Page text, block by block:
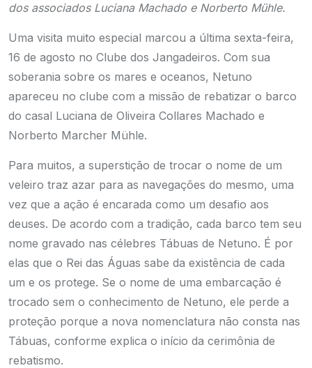
dos associados Luciana Machado e Norberto Mühle.
Uma visita muito especial marcou a última sexta-feira,
16 de agosto no Clube dos Jangadeiros. Com sua
soberania sobre os mares e oceanos, Netuno
apareceu no clube com a missão de rebatizar o barco
do casal Luciana de Oliveira Collares Machado e
Norberto Marcher Mühle.
Para muitos, a superstição de trocar o nome de um
veleiro traz azar para as navegações do mesmo, uma
vez que a ação é encarada como um desafio aos
deuses. De acordo com a tradição, cada barco tem seu
nome gravado nas célebres Tábuas de Netuno. É por
elas que o Rei das Águas sabe da existência de cada
um e os protege. Se o nome de uma embarcação é
trocado sem o conhecimento de Netuno, ele perde a
proteção porque a nova nomenclatura não consta nas
Tábuas, conforme explica o início da cerimônia de
rebatismo.